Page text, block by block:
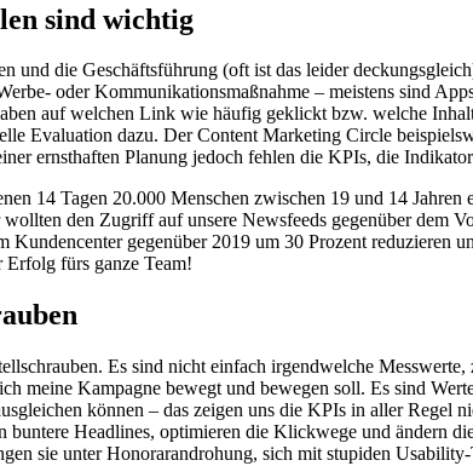
sind wichtig
und die Geschäftsführung (oft ist das leider
oder Kommunikationsmaßnahme – meistens sind
auf welchen Link wie häufig geklickt bzw. welche
Evaluation dazu. Der Content Marketing Circle
ernsthaften Planung jedoch fehlen die KPIs, die
14 Tagen 20.000 Menschen zwischen 19 und 14
den Zugriff auf unsere Newsfeeds gegenüber dem
Kundencenter gegenüber 2019 um 30 Prozent reduzieren
fürs ganze Team!
Es sind nicht einfach irgendwelche
meine Kampagne bewegt und bewegen soll. Es sind
können – das zeigen uns die KPIs in aller
buntere Headlines, optimieren die Klickwege und ändern
sie unter Honorarandrohung, sich mit stupiden Usability-